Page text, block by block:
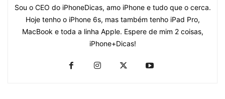
Sou o CEO do iPhoneDicas, amo iPhone e tudo que o cerca.
Hoje tenho o iPhone 6s, mas também tenho iPad Pro,
MacBook e toda a linha Apple. Espere de mim 2 coisas,
iPhone+Dicas!